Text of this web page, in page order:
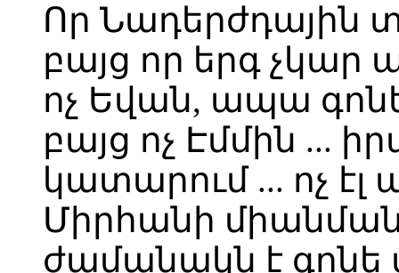
Որ Նադերժդային
բայց որ երգ չկար
ոչ Եվան, ապա
բայց ոչ Էմմին ...
կատարում ... ոչ
Միրհանի միանման
ժամանակն է գոնե